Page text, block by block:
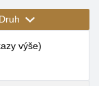
Druh
výše)